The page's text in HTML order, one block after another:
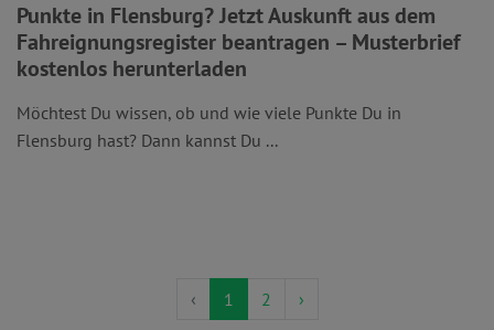
Punkte in Flensburg? Jetzt Auskunft aus dem
Fahreignungsregister beantragen – Musterbrief
kostenlos herunterladen
Möchtest Du wissen, ob und wie viele Punkte Du in
Flensburg hast? Dann kannst Du ...
‹ 1 2 ›